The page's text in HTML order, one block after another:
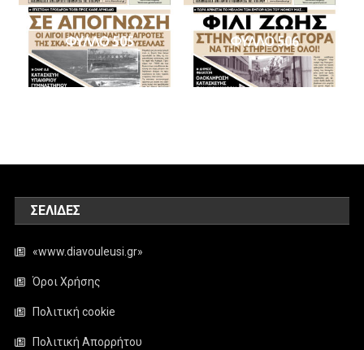
ΦΥΛΛΟ 505 ΦΥΛΛΟ 506
ΣΕΛΊΔΕΣ
«www.diavouleusi.gr»
Όροι Χρήσης
Πολιτική cookie
Πολιτική Απορρήτου